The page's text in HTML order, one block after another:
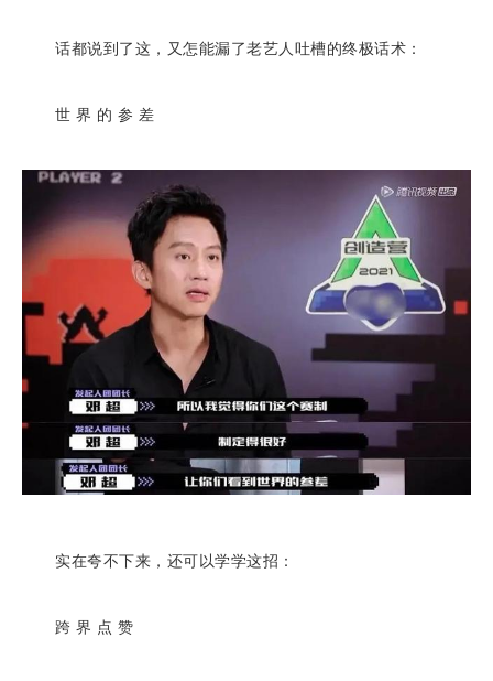
话都说到了这，又怎能漏了老艺人吐槽的终极话术：
世 界 的 参 差
实在夸不下来，还可以学学这招：
跨 界 点 赞